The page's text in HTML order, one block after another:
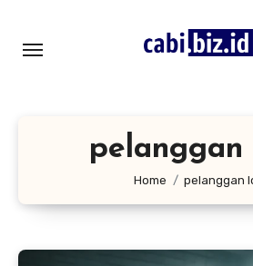
konten
pelanggan
Home pelanggan